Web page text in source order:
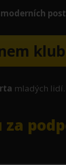
moderních
mladých lidí.